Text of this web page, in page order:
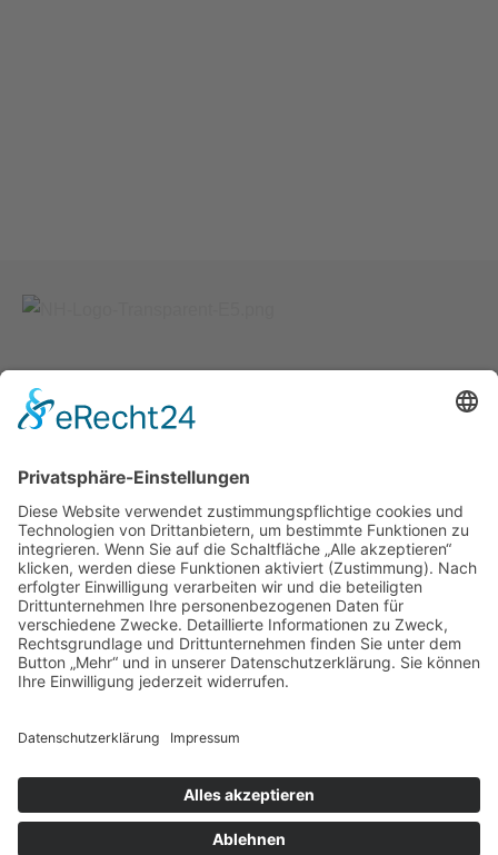
Kontakt
Nikolas Hönig
Illustration und Grafik-Design
Käferbeinstraße 21
55270 Essenheim
E-Mail:info@hoenig-grafik.de
Internet: www.hoenig-grafik.de